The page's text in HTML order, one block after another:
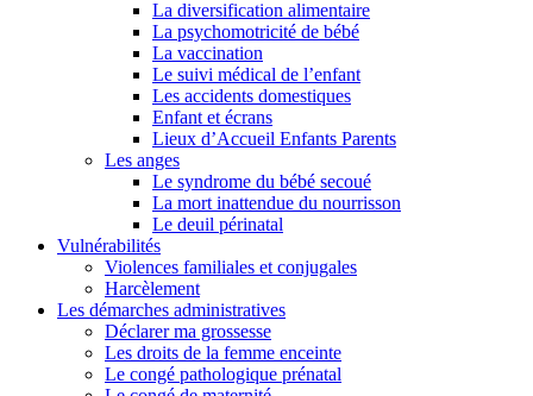
La diversification alimentaire
La psychomotricité de bébé
La vaccination
Le suivi médical de l’enfant
Les accidents domestiques
Enfant et écrans
Lieux d’Accueil Enfants Parents
Les anges
Le syndrome du bébé secoué
La mort inattendue du nourrisson
Le deuil périnatal
Vulnérabilités
Violences familiales et conjugales
Harcèlement
Les démarches administratives
Déclarer ma grossesse
Les droits de la femme enceinte
Le congé pathologique prénatal